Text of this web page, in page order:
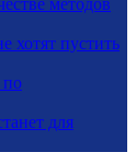
методов
хотят пустить
по
для